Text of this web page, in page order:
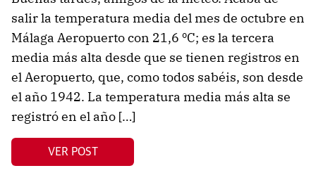
salir la temperatura media del mes de octubre en
Málaga Aeropuerto con 21,6 ºC; es la tercera
media más alta desde que se tienen registros en
el Aeropuerto, que, como todos sabéis, son desde
el año 1942. La temperatura media más alta se
registró en el año […]
VER POST